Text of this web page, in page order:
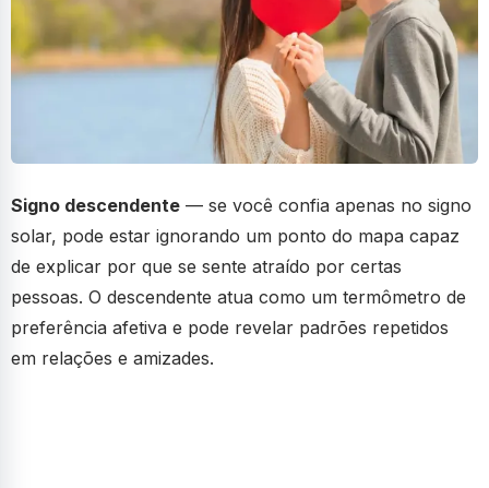
Signo descendente — se você confia apenas no signo
solar, pode estar ignorando um ponto do mapa capaz
de explicar por que se sente atraído por certas
pessoas. O descendente atua como um termômetro de
preferência afetiva e pode revelar padrões repetidos
em relações e amizades.